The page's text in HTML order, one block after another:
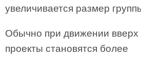
увеличивается размер
Обычно при движении вверх
проекты становятся более